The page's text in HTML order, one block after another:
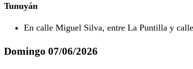
Tunuyán
En calle Miguel Silva, entre La Puntilla y
Domingo 07/06/2026